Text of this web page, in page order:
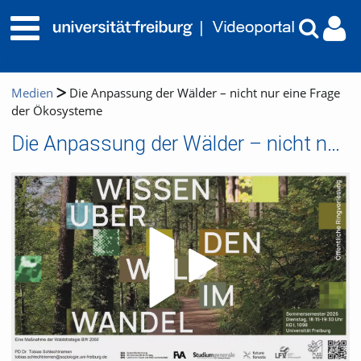
Medien
Die Anpassung der Wälder – nicht nur eine Frage
der Ökosysteme
Die Anpassung der Wälder – nicht nur eine Frage der Ökosysteme